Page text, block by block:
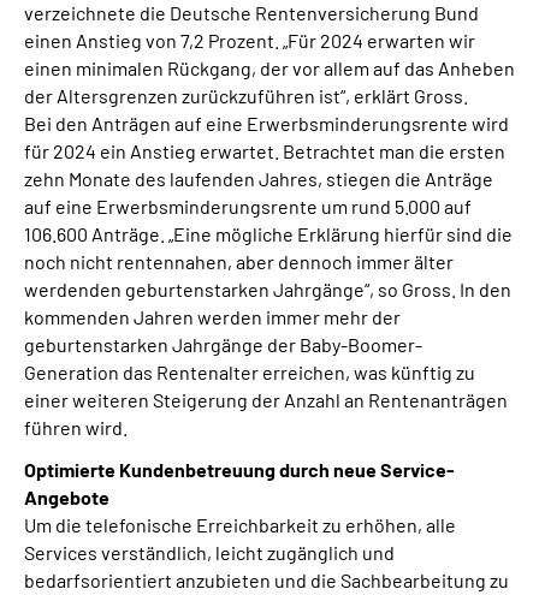
verzeichnete die Deutsche Rentenversicherung Bund
einen Anstieg von 7,2 Prozent. „Für 2024 erwarten wir
einen minimalen Rückgang, der vor allem auf das Anheben
der Altersgrenzen zurückzuführen ist“, erklärt Gross.
Bei den Anträgen auf eine Erwerbsminderungsrente wird
für 2024 ein Anstieg erwartet. Betrachtet man die ersten
zehn Monate des laufenden Jahres, stiegen die Anträge
auf eine Erwerbsminderungsrente um rund 5.000 auf
106.600 Anträge. „Eine mögliche Erklärung hierfür sind die
noch nicht rentennahen, aber dennoch immer älter
werdenden geburtenstarken Jahrgänge“, so Gross. In den
kommenden Jahren werden immer mehr der
geburtenstarken Jahrgänge der Baby-Boomer-
Generation das Rentenalter erreichen, was künftig zu
einer weiteren Steigerung der Anzahl an Rentenanträgen
führen wird.
Optimierte Kundenbetreuung durch neue Service-
Angebote
Um die telefonische Erreichbarkeit zu erhöhen, alle
Services verständlich, leicht zugänglich und
bedarfsorientiert anzubieten und die Sachbearbeitung zu